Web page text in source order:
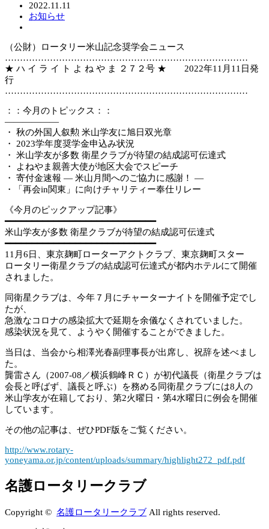
2022.11.11
お知らせ
（公財）ロータリー米山記念奨学会ニュース
………………………………………………………………………
★ ハ イ ラ イ ト よ ね や ま ２７２号 ★ 2022年11月11日発
行
………………………………………………………………………
：：今月のトピックス：：
——————
・ 秋の外国人叙勲 米山学友に旭日双光章
・ 2023学年度奨学金申込み状況
・ 米山学友が多数 衛星クラブが待望の結成認可伝達式
・ よねやま親善大使が地区大会でスピーチ
・ 寄付金速報 ― 米山月間へのご協力に感謝！ ―
・「再会in関東」に向けチャリティー奉仕リレー
《今月のピックアップ記事》
━━━━━━━━━━━━━━━━━━━━━━━━━━━━
米山学友が多数 衛星クラブが待望の結成認可伝達式
━━━━━━━━━━━━━━━━━━━━━━━━━━━━
11月6日、東京麹町ローターアクトクラブ、東京麹町スター
ロータリー衛星クラブの結成認可伝達式が都内ホテルにて開催
されました。
同衛星クラブは、今年７月にチャーターナイトを開催予定でし
たが、
急激なコロナの感染拡大で延期を余儀なくされていました。
感染状況を見て、ようやく開催することができました。
当日は、当会から相澤光春副理事長が出席し、祝辞を述べまし
た。
龔雷さん（2007-08／横浜鶴峰ＲＣ）が初代議長（衛星クラブは
会長と呼ばず、議長と呼ぶ）を務める同衛星クラブには8人の
米山学友が在籍しており、第2火曜日・第4水曜日に例会を開催
しています。
その他の記事は、ぜひPDF版をご覧ください。
http://www.rotary-
yoneyama.or.jp/content/uploads/summary/highlight272_pdf.pdf
名護ロータリークラブ
Copyright © 名護ロータリークラブ All rights reserved.